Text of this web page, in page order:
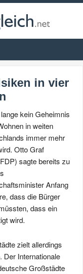
in vier
kein Geheimnis
in weiten
immer mehr
Otto Graf
sagte bereits zu
Anfang
dass die Bürger
dass ein
wird.
zielt allerdings
Der Internationale
Großstädte